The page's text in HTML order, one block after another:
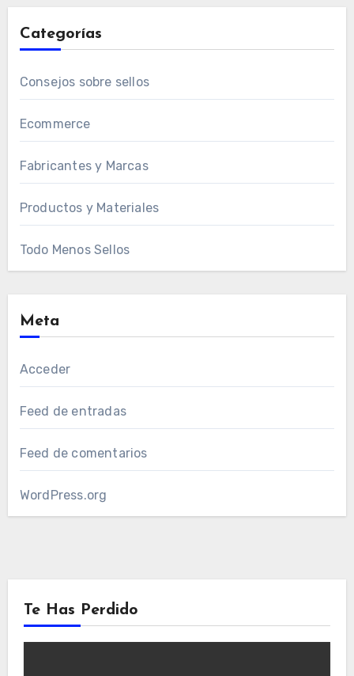
Categorías
Consejos sobre sellos
Ecommerce
Fabricantes y Marcas
Productos y Materiales
Todo Menos Sellos
Meta
Acceder
Feed de entradas
Feed de comentarios
WordPress.org
Te Has Perdido